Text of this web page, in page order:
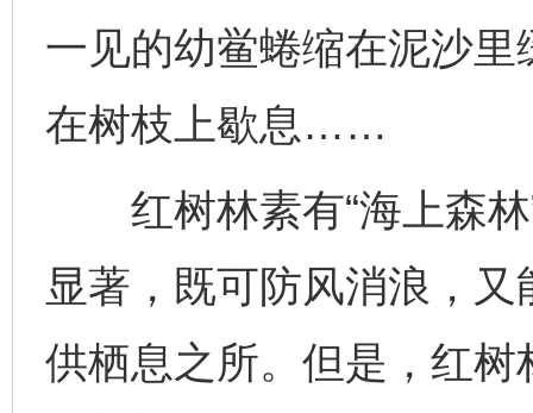
一见的幼鲎蜷缩在泥沙
在树枝上歇息……
红树林素有“海上森林
显著，既可防风消浪，
供栖息之所。但是，红